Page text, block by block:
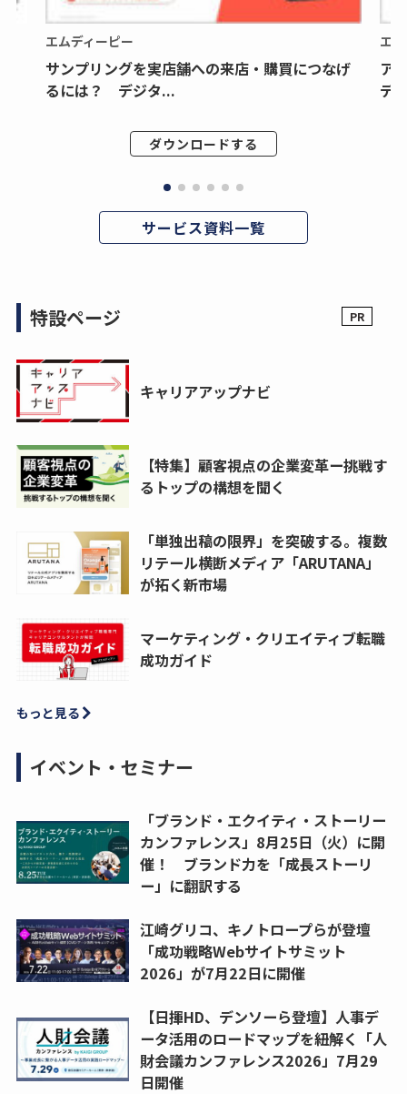
エムディーピー
サンプリングを実店舗への来店・購買につなげ
るには？ デジタ...
ダウンロードする
エ
ア
デ
サービス資料一覧
特設ページ
キャリアアップナビ
【特集】顧客視点の企業変革ー挑戦す
るトップの構想を聞く
「単独出稿の限界」を突破する。複数
リテール横断メディア「ARUTANA」
が拓く新市場
マーケティング・クリエイティブ転職
成功ガイド
もっと見る
イベント・セミナー
「ブランド・エクイティ・ストーリー
カンファレンス」8月25日（火）に開
催！ ブランド力を「成長ストーリ
ー」に翻訳する
江崎グリコ、キノトロープらが登壇
「成功戦略Webサイトサミット
2026」が7月22日に開催
【日揮HD、デンソーら登壇】人事デ
ータ活用のロードマップを紐解く「人
財会議カンファレンス2026」7月29
日開催